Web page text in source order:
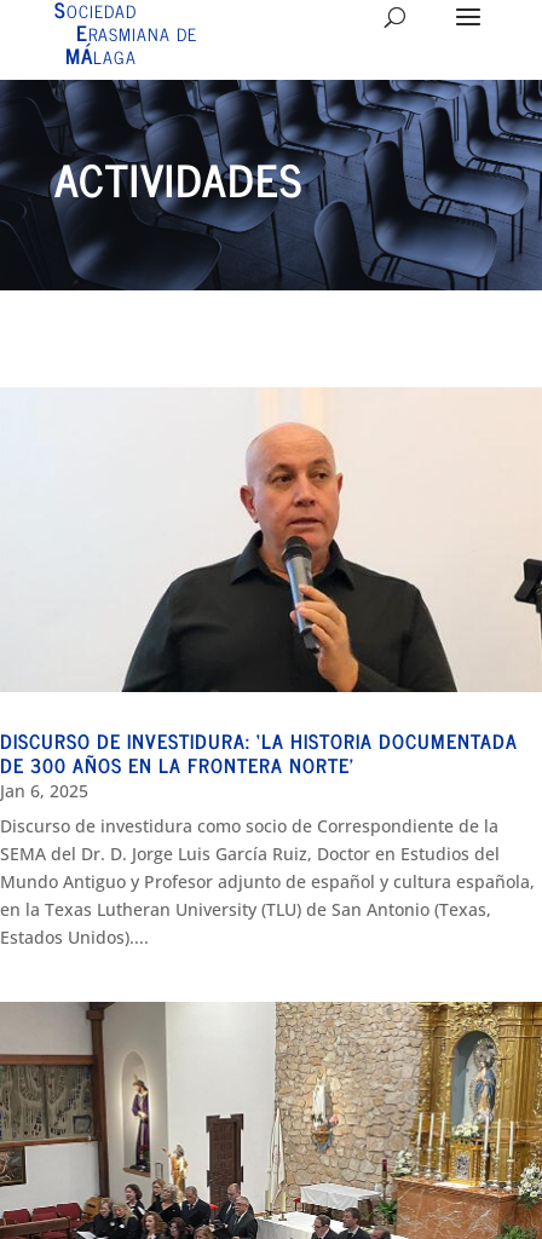
SOCIEDAD
ERASMIANA DE
MÁLAGA
ACTIVIDADES
DISCURSO DE INVESTIDURA: ‘LA HISTORIA DOCUMENTADA
DE 300 AÑOS EN LA FRONTERA NORTE’
Jan 6, 2025
Discurso de investidura como socio de Correspondiente de la
SEMA del Dr. D. Jorge Luis García Ruiz, Doctor en Estudios del
Mundo Antiguo y Profesor adjunto de español y cultura española,
en la Texas Lutheran University (TLU) de San Antonio (Texas,
Estados Unidos)....